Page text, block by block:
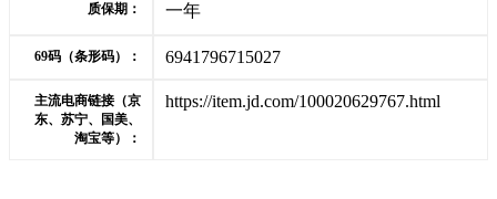
质保期： 一年
69码（条形码）： 6941796715027
主流电商链接（京
东、苏宁、国美、
淘宝等）：
https://item.jd.com/100020629767.html